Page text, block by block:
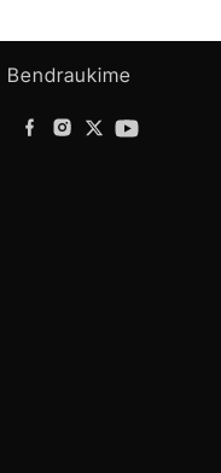
Bendraukime